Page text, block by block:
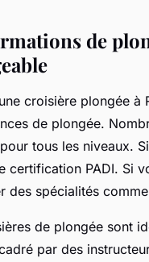
de
croisière plongée
de plongée.
tous les niveaux.
certification PADI. Si
des spécialités
de plongée sont
par des